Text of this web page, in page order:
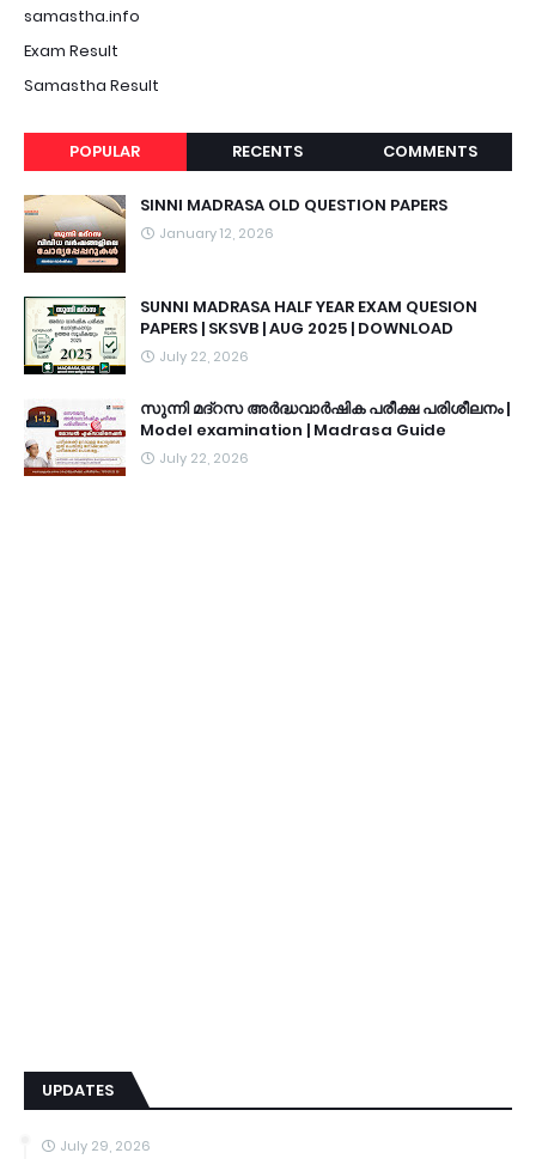
samastha.info
Exam Result
Samastha Result
POPULAR RECENTS COMMENTS
SINNI MADRASA OLD QUESTION PAPERS
January 12, 2026
SUNNI MADRASA HALF YEAR EXAM QUESION
PAPERS | SKSVB | AUG 2025 | DOWNLOAD
July 22, 2026
സുന്നി മദ്റസ അർദ്ധവാർഷിക പരീക്ഷ പരിശീലനം |
Model examination | Madrasa Guide
July 22, 2026
UPDATES
July 29, 2026